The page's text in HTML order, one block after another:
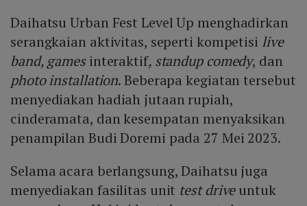
Daihatsu Urban Fest Level Up menghadirkan
serangkaian aktivitas, seperti kompetisi live
band, gamesinteraktif, standup comedy, dan
photo installation. Beberapa kegiatan tersebut
menyediakan hadiah jutaan rupiah,
cinderamata, dan kesempatan menyaksikan
penampilan Budi Doremi pada 27 Mei 2023.
Selama acara berlangsung, Daihatsu juga
menyediakan fasilitas unit test driveuntuk